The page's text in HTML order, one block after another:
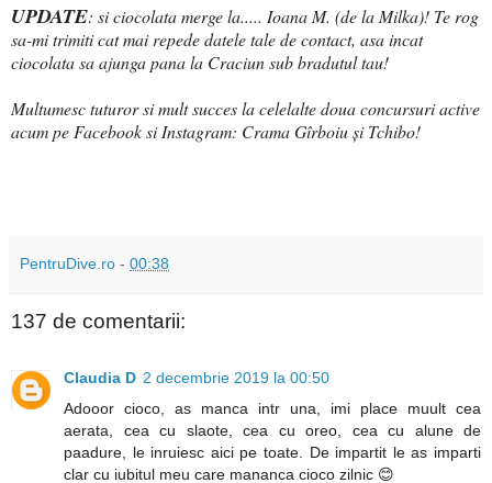
UPDATE: si ciocolata merge la..... Ioana M. (de la Milka)! Te rog
sa-mi trimiti cat mai repede datele tale de contact, asa incat
ciocolata sa ajunga pana la Craciun sub bradutul tau!
Multumesc tuturor si mult succes la celelalte doua concursuri active
acum pe Facebook si Instagram: Crama Gîrboiu și Tchibo!
PentruDive.ro - 00:38
137 de comentarii:
Claudia D 2 decembrie 2019 la 00:50
Adooor cioco, as manca intr una, imi place muult cea
aerata, cea cu slaote, cea cu oreo, cea cu alune de
paadure, le inruiesc aici pe toate. De impartit le as imparti
clar cu iubitul meu care mananca cioco zilnic 😊